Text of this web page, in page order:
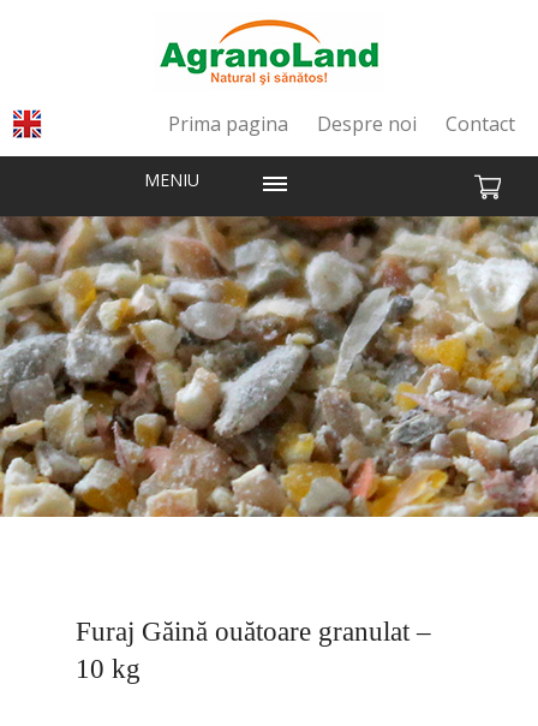
Prima pagina Despre noi Contact
MENIU
Furaj Găină ouătoare granulat –
10 kg